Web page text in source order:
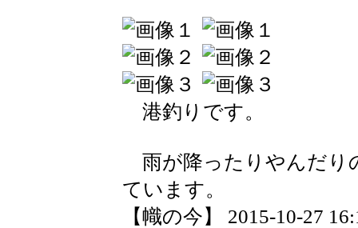
港釣りです。
雨が降ったりやんだり
ています。
【幟の今】 2015-10-27